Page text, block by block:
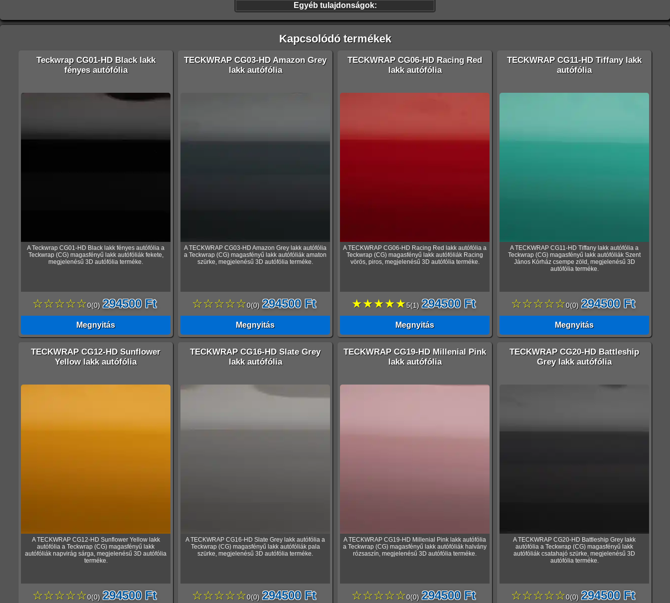
Egyéb tulajdonságok:
Kapcsolódó termékek
Teckwrap CG01-HD Black lakk
fényes autófólia
A Teckwrap CG01-HD Black lakk fényes autófólia a
Teckwrap (CG) magasfényű lakk autófóliák fekete,
megjelenésű 3D autófólia terméke.
☆☆☆☆☆0(0) 294500 Ft
Megnyitás
TECKWRAP CG03-HD Amazon Grey
lakk autófólia
A TECKWRAP CG03-HD Amazon Grey lakk autófólia
a Teckwrap (CG) magasfényű lakk autófóliák amaton
szürke, megjelenésű 3D autófólia terméke.
☆☆☆☆☆0(0) 294500 Ft
Megnyitás
TECKWRAP CG06-HD Racing Red
lakk autófólia
A TECKWRAP CG06-HD Racing Red lakk autófólia a
Teckwrap (CG) magasfényű lakk autófóliák Racing
vörös, piros, megjelenésű 3D autófólia terméke.
★★★★★ 5(1) 294500 Ft
Megnyitás
TECKWRAP CG11-HD Tiffany lakk
autófólia
A TECKWRAP CG11-HD Tiffany lakk autófólia a
Teckwrap (CG) magasfényű lakk autófóliák Szent
János Kórház csempe zöld, megjelenésű 3D
autófólia terméke.
☆☆☆☆☆0(0) 294500 Ft
Megnyitás
TECKWRAP CG12-HD Sunflower
Yellow lakk autófólia
A TECKWRAP CG12-HD Sunflower Yellow lakk
autófólia a Teckwrap (CG) magasfényű lakk
autófóliák napvirág sárga, megjelenésű 3D autófólia
terméke.
☆☆☆☆☆0(0) 294500 Ft
TECKWRAP CG16-HD Slate Grey
lakk autófólia
A TECKWRAP CG16-HD Slate Grey lakk autófólia a
Teckwrap (CG) magasfényű lakk autófóliák pala
szürke, megjelenésű 3D autófólia terméke.
☆☆☆☆☆0(0) 294500 Ft
TECKWRAP CG19-HD Millenial Pink
lakk autófólia
A TECKWRAP CG19-HD Millenial Pink lakk autófólia
a Teckwrap (CG) magasfényű lakk autófóliák halvány
rózsaszín, megjelenésű 3D autófólia terméke.
☆☆☆☆☆0(0) 294500 Ft
TECKWRAP CG20-HD Battleship
Grey lakk autófólia
A TECKWRAP CG20-HD Battleship Grey lakk
autófólia a Teckwrap (CG) magasfényű lakk
autófóliák csatahajó szürke, megjelenésű 3D
autófólia terméke.
☆☆☆☆☆0(0) 294500 Ft